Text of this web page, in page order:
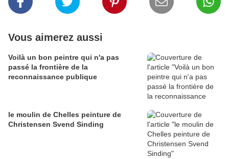
Vous aimerez aussi
Voilà un bon peintre qui n'a pas
passé la frontière de la
reconnaissance publique
le moulin de Chelles peinture de
Christensen Svend Sinding